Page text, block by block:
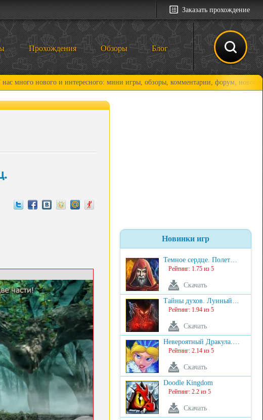
Заказать прохождение
Прохождения Обзоры Блог
и интересного: мини игры, обзоры, комментарии, форум, новости и,
Новинки игр
Темное сердце. Полет…
Рейтинг: 1.75 из 5
Скачать
Тайны духов. Лунный…
Рейтинг: 1.94 из 5
Скачать
Невероятный Дракула.…
Рейтинг: 2.14 из 5
Скачать
Doodle Kingdom
Рейтинг: 2.2 из 5
Скачать